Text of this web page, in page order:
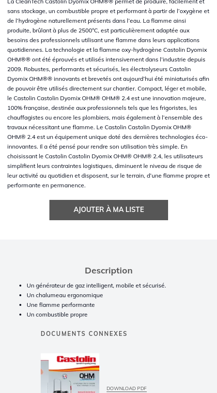
sans stockage, un combustible propre et performant à partir de l’oxygène et
de l’hydrogène naturellement présents dans l’eau. La flamme ainsi
produite, brûlant à plus de 2500°C, est particulièrement adaptée aux
besoins des professionnels utilisant une flamme dans leurs applications
quotidiennes. La technologie et la flamme oxy-hydrogène Castolin Dyomix
OHM®® ont été éprouvés et utilisés intensivement dans l’industrie depuis
2009. Robustes, performants et sécurisés, les électrolyseurs Castolin
Dyomix OHM®® innovants et brevetés ont aujourd’hui été miniaturisés afin
de pouvoir être utilisés directement sur chantier. Compact, léger et mobile,
le Castolin Castolin Dyomix OHM® OHM® 2.4 est une innovation majeure,
100% française, destinée aux professionnels tels que les frigoristes, les
chauffagistes ou encore les plombiers, mais également à l’ensemble des
travaux nécessitant une flamme. Le Castolin Castolin Dyomix OHM®
OHM® 2.4 est un équipement unique doté des dernières technologies éco-
innovantes. Il a été pensé pour rendre son utilisation très simple. En
choisissant le Castolin Castolin Dyomix OHM® OHM® 2.4, les utilisateurs
simplifient leurs contraintes logistiques, diminuent le niveau de risque de
leur activité au quotidien et disposent, sur le terrain, d’une flamme propre et
performante en permanence.
AJOUTER À MA LISTE
Description
Un générateur de gaz intelligent, mobile et sécurisé.
Un chalumeau ergonomique
Une flamme performante
Un combustible propre
DOCUMENTS CONNEXES
DOWNLOAD PDF